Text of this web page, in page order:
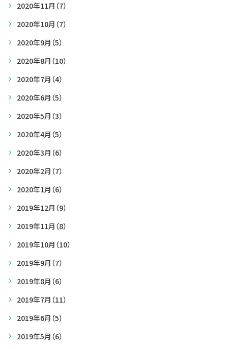
2020年11月 （7）
2020年10月 （7）
2020年9月 （5）
2020年8月 （10）
2020年7月 （4）
2020年6月 （5）
2020年5月 （3）
2020年4月 （5）
2020年3月 （6）
2020年2月 （7）
2020年1月 （6）
2019年12月 （9）
2019年11月 （8）
2019年10月 （10）
2019年9月 （7）
2019年8月 （6）
2019年7月 （11）
2019年6月 （5）
2019年5月 （6）